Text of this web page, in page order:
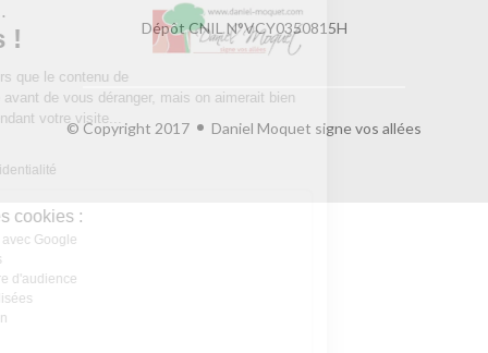
Dépôt CNIL N°VCY0350815H
© Copyright 2017 Daniel Moquet signe vos allées
Salut c'est nous...
les Cookies !
On a attendu d'être sûrs que le contenu de
ce site vous intéresse avant de vous déranger, mais on aimerait bien
vous accompagner pendant votre visite...
C'est OK pour vous ?
Lire la politique de confidentialité
À quoi servent ces cookies :
Partage de données avec Google
Statistiques et mesure d'audience